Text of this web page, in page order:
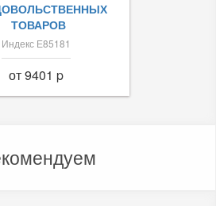
ТОВАРОВ
Индекс Е85181
от 9401 p